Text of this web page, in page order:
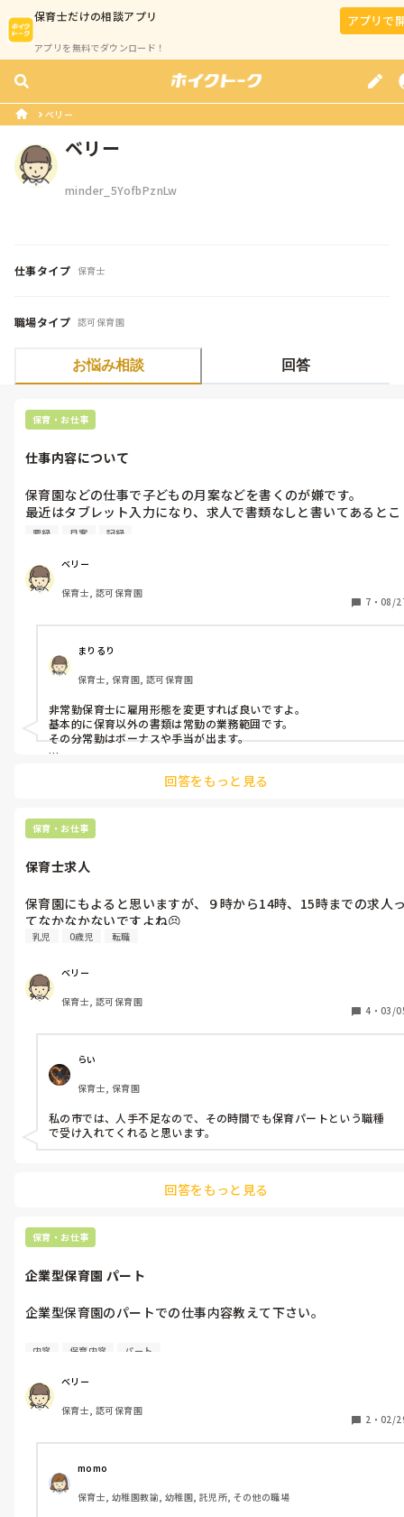
保育士だけの相談アプリ
アプリを無料でダウンロード！
アプリで
ベリー
ベリー
minder_5YofbPznLw
仕事タイプ 保育士
職場タイプ 認可保育園
お悩み相談 回答
保育・お仕事
仕事内容について
保育園などの仕事で子どもの月案などを書くのが嫌です。
最近はタブレット入力になり、求人で書類なしと書いてあるとこ
ろでもそういうものを書くところ多いですよね？
子どもの見守り、お帳面各程度の仕事ってなかなかないですよね
(⁠>⁠0⁠<⁠；⁠)
要録 月案 記録
ベリー
保育士, 認可保育園
7 ・ 08/
まりるり
保育士, 保育園, 認可保育園
非常勤保育士に雇用形態を変更すれば良いですよ。
基本的に保育以外の書類は常勤の業務範囲です。
その分常勤はボーナスや手当が出ます。
与は時給制で残業も書類もありません。
ーナスもらわないの？と聞いたこともありますが、全員が口を揃え
て書類や事務作業が苦手だから、という返答でしたよ。
回答をもっと見る
保育・お仕事
保育士求人
保育園にもよると思いますが、９時から14時、15時までの求人
てなかなかないですよね😣
乳児 0歳児 転職
ベリー
保育士, 認可保育園
4 ・ 03/
らい
保育士, 保育園
私の市では、人手不足なので、その時間でも保育パートという職種
で受け入れてくれると思います。
回答をもっと見る
保育・お仕事
企業型保育園 パート
企業型保育園のパートでの仕事内容教えて下さい。
係などありましたか？
パートなので正規の先生みたいにしきったりして動くことはなか
ったですか？
内容 保育内容 パート
ベリー
保育士, 認可保育園
2 ・ 02/
momo
保育士, 幼稚園教諭, 幼稚園, 託児所, その他の職場